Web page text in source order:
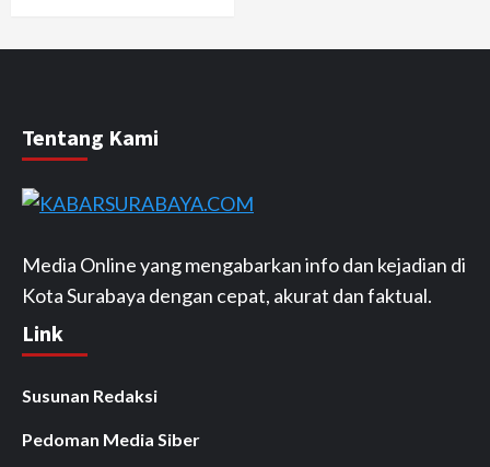
Tentang Kami
Media Online yang mengabarkan info dan kejadian di
Kota Surabaya dengan cepat, akurat dan faktual.
Link
Susunan Redaksi
Pedoman Media Siber